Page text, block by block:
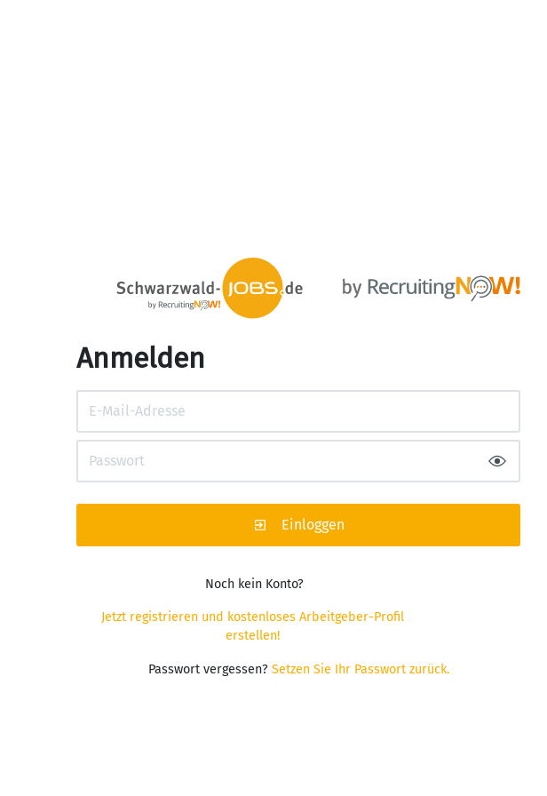
Anmelden
Einloggen
Noch kein Konto?
Jetzt registrieren und kostenloses Arbeitgeber-Profil
erstellen!
Passwort vergessen? Setzen Sie Ihr Passwort zurück.